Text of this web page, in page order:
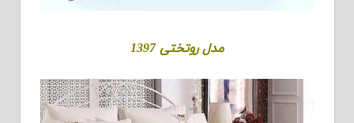
مدل روتختی 1397